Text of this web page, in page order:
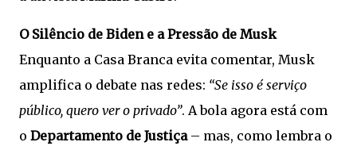
O Silêncio de Biden e a Pressão de Musk
Enquanto a Casa Branca evita comentar, Musk
amplifica o debate nas redes: “Se isso é serviço
público, quero ver o privado”. A bola agora está com
o Departamento de Justiça– mas, como lembra o